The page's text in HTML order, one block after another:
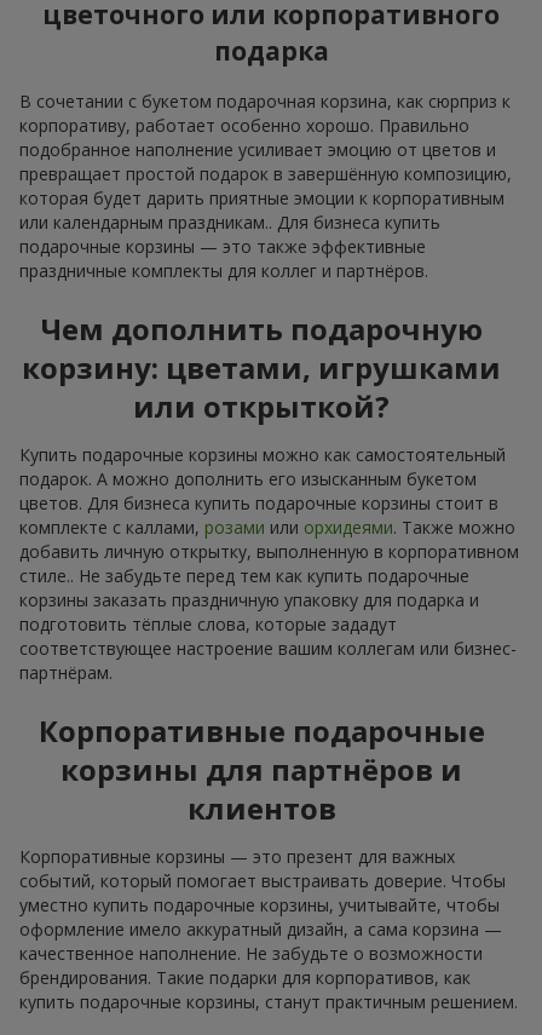
цветочного или корпоративного
подарка
В сочетании с букетом подарочная корзина, как сюрприз к
корпоративу, работает особенно хорошо. Правильно
подобранное наполнение усиливает эмоцию от цветов и
превращает простой подарок в завершённую композицию,
которая будет дарить приятные эмоции к корпоративным
или календарным праздникам.. Для бизнеса купить
подарочные корзины — это также эффективные
праздничные комплекты для коллег и партнёров.
Чем дополнить подарочную
корзину: цветами, игрушками
или открыткой?
Купить подарочные корзины можно как самостоятельный
подарок. А можно дополнить его изысканным букетом
цветов. Для бизнеса купить подарочные корзины стоит в
комплекте с каллами, розами или орхидеями. Также можно
добавить личную открытку, выполненную в корпоративном
стиле.. Не забудьте перед тем как купить подарочные
корзины заказать праздничную упаковку для подарка и
подготовить тёплые слова, которые зададут
соответствующее настроение вашим коллегам или бизнес-
партнёрам.
Корпоративные подарочные
корзины для партнёров и
клиентов
Корпоративные корзины — это презент для важных
событий, который помогает выстраивать доверие. Чтобы
уместно купить подарочные корзины, учитывайте, чтобы
оформление имело аккуратный дизайн, а сама корзина —
качественное наполнение. Не забудьте о возможности
брендирования. Такие подарки для корпоративов, как
купить подарочные корзины, станут практичным решением.